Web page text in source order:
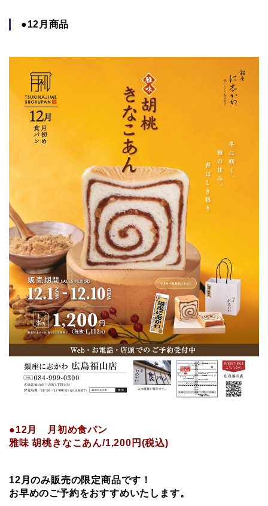
●12月商品
●12月 月初め食パン
雅味 胡桃きなこあん/1,200円(税込)
12 月のみ販売の限定商品です！
お早めのご予約をおすすめいたします。